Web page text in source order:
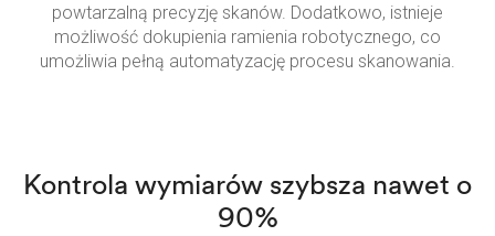
powtarzalną precyzję skanów. Dodatkowo, istnieje
możliwość dokupienia ramienia robotycznego, co
umożliwia pełną automatyzację procesu skanowania.
Kontrola wymiarów szybsza nawet o
90%